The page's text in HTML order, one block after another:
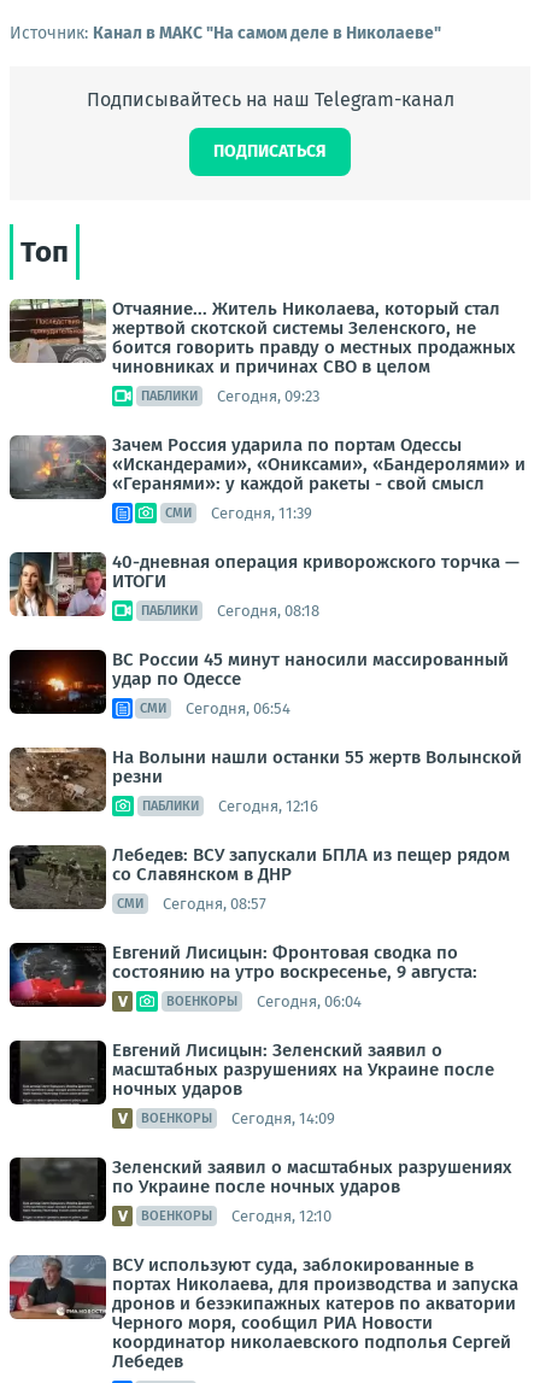
Источник: Канал в МАКС "На самом деле в Николаеве"
Подписывайтесь на наш Telegram-канал
ПОДПИСАТЬСЯ
Топ
Отчаяние... Житель Николаева, который стал
жертвой скотской системы Зеленского, не
боится говорить правду о местных продажных
чиновниках и причинах СВО в целом
ПАБЛИКИ Сегодня, 09:23
Зачем Россия ударила по портам Одессы
«Искандерами», «Ониксами», «Бандеролями» и
«Геранями»: у каждой ракеты - свой смысл
СМИ Сегодня, 11:39
40-дневная операция криворожского торчка —
ИТОГИ
ПАБЛИКИ Сегодня, 08:18
ВС России 45 минут наносили массированный
удар по Одессе
СМИ Сегодня, 06:54
На Волыни нашли останки 55 жертв Волынской
резни
ПАБЛИКИ Сегодня, 12:16
Лебедев: ВСУ запускали БПЛА из пещер рядом
со Славянском в ДНР
СМИ Сегодня, 08:57
Евгений Лисицын: Фронтовая сводка по
состоянию на утро воскресенье, 9 августа:
ВОЕНКОРЫ Сегодня, 06:04
Евгений Лисицын: Зеленский заявил о
масштабных разрушениях на Украине после
ночных ударов
ВОЕНКОРЫ Сегодня, 14:09
Зеленский заявил о масштабных разрушениях
по Украине после ночных ударов
ВОЕНКОРЫ Сегодня, 12:10
ВСУ используют суда, заблокированные в
портах Николаева, для производства и запуска
дронов и безэкипажных катеров по акватории
Черного моря, сообщил РИА Новости
координатор николаевского подполья Сергей
Лебедев